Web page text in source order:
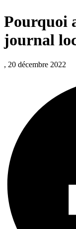
Pourquoi
journal
, 20 décembre 2022